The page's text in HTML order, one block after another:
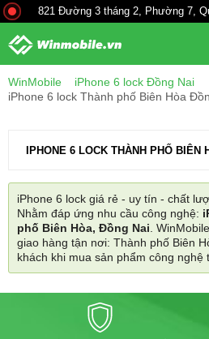
821 Đường 3 tháng 2, Phường 7,
WinMobile
iPhone 6 lock Đồng Nai
iPhone 6 lock Thành phố Biên Hòa
IPHONE 6 LOCK THÀNH PHỐ BIÊN
iPhone 6 lock giá rẻ - uy tín - chất
Nhằm đáp ứng nhu cầu công nghệ:
phố Biên Hòa, Đồng Nai.
giao hàng tận nơi: Thành phố Biên
khách khi mua sản phẩm công nghệ